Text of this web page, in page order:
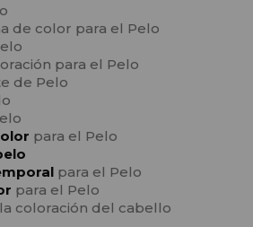
de color para el Pelo
para el Pelo
de Pelo
para el Pelo
para el Pelo
para el Pelo
coloración del cabello